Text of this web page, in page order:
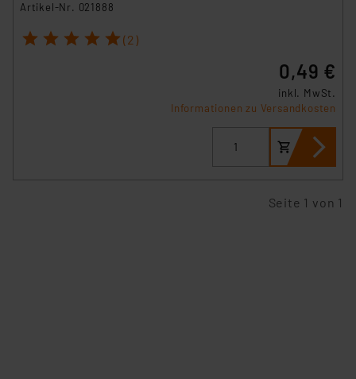
Artikel-Nr. 021888
1 2 3 4 5 (2)
0,49 €
inkl. MwSt.
Informationen zu Versandkosten
Seite 1 von 1